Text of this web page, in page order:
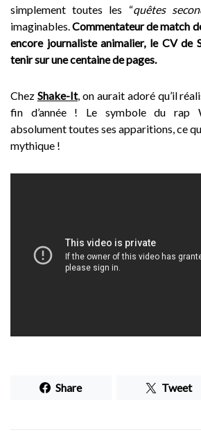
simplement toutes les “quêtes
imaginables.Commentateur de match
encore journaliste animalier, le CV de
tenir sur une centaine de pages.
Chez Shake-It, on aurait adoré qu’il
fin d’année ! Le symbole du rap
absolument toutes ses apparitions, ce
mythique !
Share Tweet